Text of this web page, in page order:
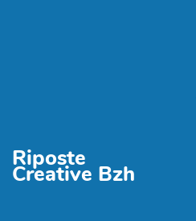
Riposte
Creative Bzh